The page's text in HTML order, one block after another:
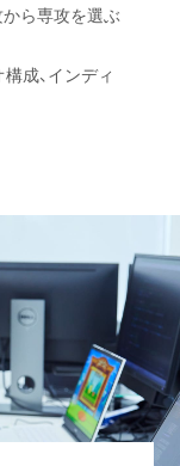
から専攻を選ぶ
成、インディ